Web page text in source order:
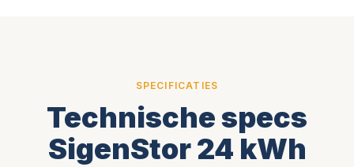
SPECIFICATIES
Technische specs
SigenStor 24 kWh